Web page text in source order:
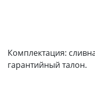
Комплектация:
гарантийный талон.